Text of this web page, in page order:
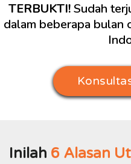
TERBUKTI!Sudah
dalam beberapa bulan
Inilah 6 Alasan